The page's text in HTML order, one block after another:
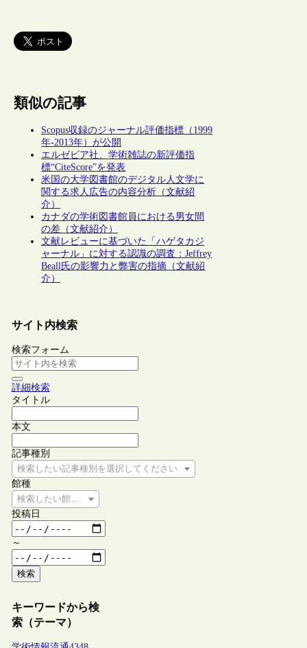
類似の記事
Scopus収録のジャーナル評価指標（1999
年-2013年）が公開
エルゼビア社、学術雑誌の新評価指
標“CiteScore”を発表
米国の大学図書館のデジタル人文学に
関する求人広告の内容分析（文献紹
介）
カナダの学術図書館員における男女間
の差（文献紹介）
文献レビューに基づいた「ハゲタカジ
ャーナル」に対する認識の調査：Jeffrey
Beall氏の影響力と弊害の指摘（文献紹
介）
サイト内検索
検索フォーム
詳細検索
タイトル
本文
記事種別
検索したい記事種別を選択してください
館種
検索したい館種を選択してください
投稿日
～
検索
キーワードから検
索（テーマ）